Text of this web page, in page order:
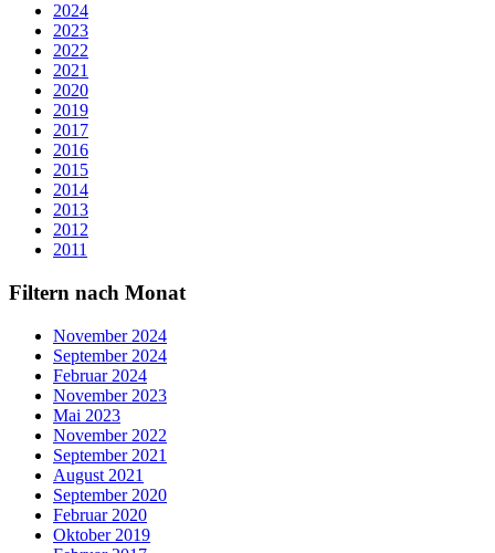
2024
2023
2022
2021
2020
2019
2017
2016
2015
2014
2013
2012
2011
Filtern nach Monat
November 2024
September 2024
Februar 2024
November 2023
Mai 2023
November 2022
September 2021
August 2021
September 2020
Februar 2020
Oktober 2019